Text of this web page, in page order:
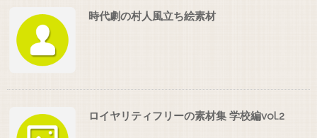
時代劇の村人風立ち絵素材
ロイヤリティフリーの素材集 学校編vol.2